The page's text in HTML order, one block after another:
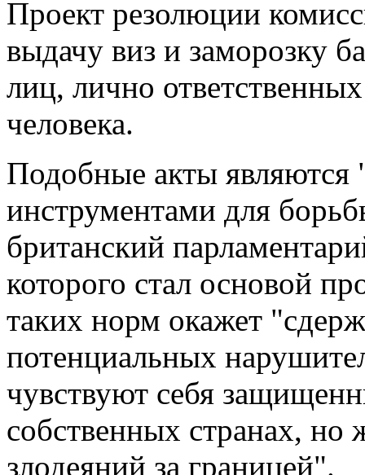
Проект резолюции
выдачу виз и заморозку
лиц, лично
человека.
Подобные акты
инструментами для
британский
которого стал основой
таких норм окажет
потенциальных
чувствуют себя
собственных странах,
злодеяний за границей".